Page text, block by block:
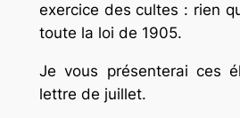
exercice des cultes : rien
toute la loi de 1905.
Je vous présenterai ces
lettre de juillet.